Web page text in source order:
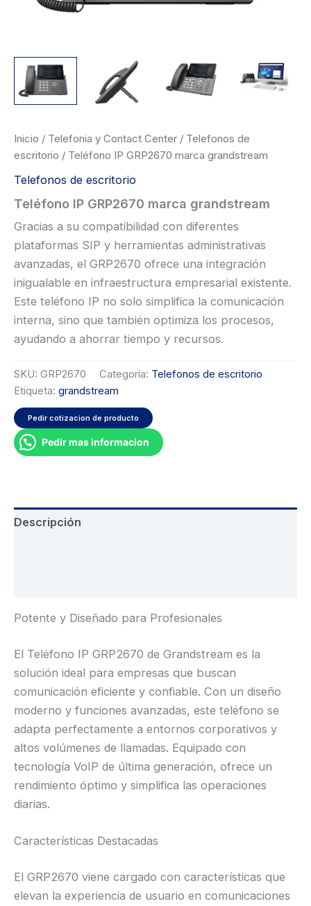
Inicio / Telefonia y Contact Center / Telefonos de
escritorio / Teléfono IP GRP2670 marca grandstream
Telefonos de escritorio
Teléfono IP GRP2670 marca grandstream
Gracias a su compatibilidad con diferentes
plataformas SIP y herramientas administrativas
avanzadas, el GRP2670 ofrece una integración
inigualable en infraestructura empresarial existente.
Este teléfono IP no solo simplifica la comunicación
interna, sino que también optimiza los procesos,
ayudando a ahorrar tiempo y recursos.
SKU: GRP2670 Categoría: Telefonos de escritorio
Etiqueta: grandstream
Pedir cotizacion de producto
Pedir mas informacion
Descripción
Potente y Diseñado para Profesionales
El Teléfono IP GRP2670 de Grandstream es la
solución ideal para empresas que buscan
comunicación eficiente y confiable. Con un diseño
moderno y funciones avanzadas, este teléfono se
adapta perfectamente a entornos corporativos y
altos volúmenes de llamadas. Equipado con
tecnología VoIP de última generación, ofrece un
rendimiento óptimo y simplifica las operaciones
diarias.
Características Destacadas
El GRP2670 viene cargado con características que
elevan la experiencia de usuario en comunicaciones